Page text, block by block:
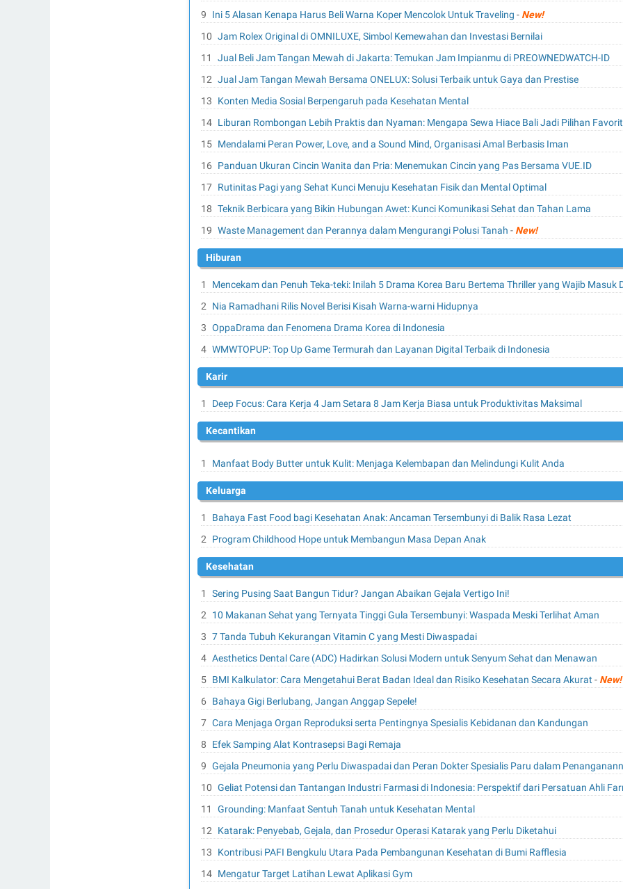
Ini 5 Alasan Kenapa Harus Beli Warna Koper Mencolok Untuk Traveling - New!
Jam Rolex Original di OMNILUXE, Simbol Kemewahan dan Investasi Bernilai
Jual Beli Jam Tangan Mewah di Jakarta: Temukan Jam Impianmu di PREOWNEDWATCH-ID
Jual Jam Tangan Mewah Bersama ONELUX: Solusi Terbaik untuk Gaya dan Prestise
Konten Media Sosial Berpengaruh pada Kesehatan Mental
Liburan Rombongan Lebih Praktis dan Nyaman: Mengapa Sewa Hiace Bali Jadi Pilihan
Mendalami Peran Power, Love, and a Sound Mind, Organisasi Amal Berbasis Iman
Panduan Ukuran Cincin Wanita dan Pria: Menemukan Cincin yang Pas Bersama VUE.ID
Rutinitas Pagi yang Sehat Kunci Menuju Kesehatan Fisik dan Mental Optimal
Teknik Berbicara yang Bikin Hubungan Awet: Kunci Komunikasi Sehat dan Tahan Lama
Waste Management dan Perannya dalam Mengurangi Polusi Tanah - New!
Hiburan
Mencekam dan Penuh Teka-teki: Inilah 5 Drama Korea Baru Bertema Thriller yang Wajib
Nia Ramadhani Rilis Novel Berisi Kisah Warna-warni Hidupnya
OppaDrama dan Fenomena Drama Korea di Indonesia
WMWTOPUP: Top Up Game Termurah dan Layanan Digital Terbaik di Indonesia
Karir
Deep Focus: Cara Kerja 4 Jam Setara 8 Jam Kerja Biasa untuk Produktivitas Maksimal
Kecantikan
Manfaat Body Butter untuk Kulit: Menjaga Kelembapan dan Melindungi Kulit Anda
Keluarga
Bahaya Fast Food bagi Kesehatan Anak: Ancaman Tersembunyi di Balik Rasa Lezat
Program Childhood Hope untuk Membangun Masa Depan Anak
Kesehatan
Sering Pusing Saat Bangun Tidur? Jangan Abaikan Gejala Vertigo Ini!
10 Makanan Sehat yang Ternyata Tinggi Gula Tersembunyi: Waspada Meski Terlihat Aman
7 Tanda Tubuh Kekurangan Vitamin C yang Mesti Diwaspadai
Aesthetics Dental Care (ADC) Hadirkan Solusi Modern untuk Senyum Sehat dan Menawan
BMI Kalkulator: Cara Mengetahui Berat Badan Ideal dan Risiko Kesehatan Secara Akurat - New!
Bahaya Gigi Berlubang, Jangan Anggap Sepele!
Cara Menjaga Organ Reproduksi serta Pentingnya Spesialis Kebidanan dan Kandungan
Efek Samping Alat Kontrasepsi Bagi Remaja
Gejala Pneumonia yang Perlu Diwaspadai dan Peran Dokter Spesialis Paru dalam
Geliat Potensi dan Tantangan Industri Farmasi di Indonesia: Perspektif dari Persatuan Ahli
Grounding: Manfaat Sentuh Tanah untuk Kesehatan Mental
Katarak: Penyebab, Gejala, dan Prosedur Operasi Katarak yang Perlu Diketahui
Kontribusi PAFI Bengkulu Utara Pada Pembangunan Kesehatan di Bumi Rafflesia
Mengatur Target Latihan Lewat Aplikasi Gym